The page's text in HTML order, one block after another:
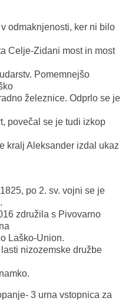
odmaknjenosti, ker ni bilo
Celje-Zidani most in most
Pomemnejšo
železnice. Odprlo se je
povečal se je tudi izkop
kralj Aleksander izdal ukaz
po 2. sv. vojni se je
združila s Pivovarno
Laško-Union.
nizozemske družbe
3 urna vstopnica za